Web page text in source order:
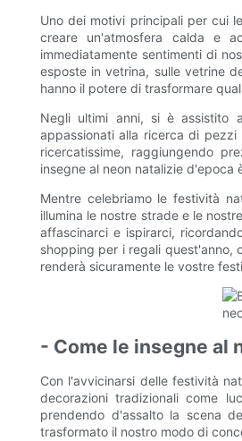
Uno dei motivi principali per cui
creare un'atmosfera calda e
immediatamente sentimenti di
esposte in vetrina, sulle vetrine
hanno il potere di trasformare
Negli ultimi anni, si è assistito
appassionati alla ricerca di
ricercatissime, raggiungendo
insegne al neon natalizie d'epoca
Mentre celebriamo le festività
illumina le nostre strade e le
affascinarci e ispirarci,
shopping per i regali quest'anno,
renderà sicuramente le vostre
- Come le insegne al
Con l'avvicinarsi delle festività
decorazioni tradizionali come
prendendo d'assalto la scena
trasformato il nostro modo di